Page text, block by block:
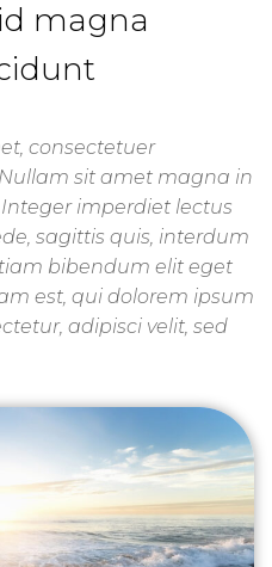
magna
consectetuer
sit amet magna in
imperdiet lectus
sagittis quis, interdum
bibendum elit eget
est, qui dolorem ipsum
adipisci velit, sed